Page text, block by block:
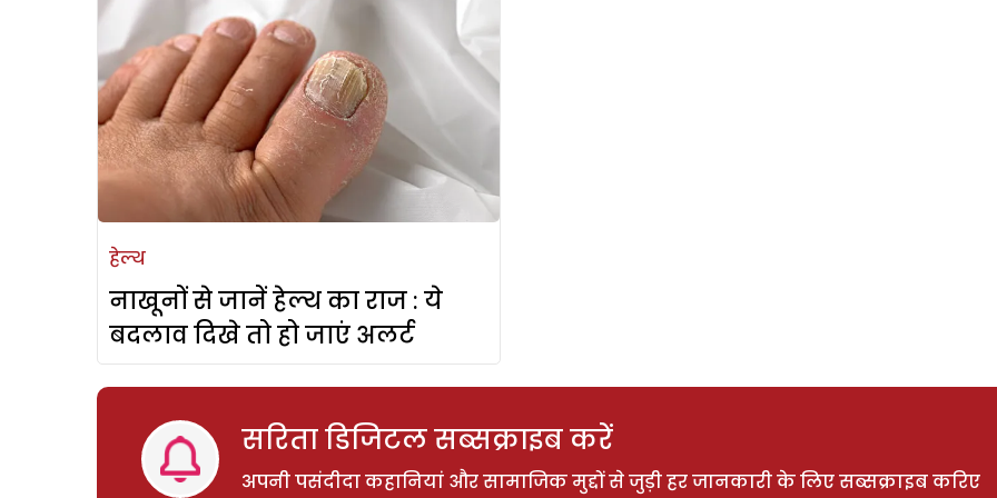
हेल्थ
नाखूनों से जानें हेल्थ का राज : ये
बदलाव दिखे तो हो जाएं अलर्ट
सरिता डिजिटल सब्सक्राइब करें
अपनी पसंदीदा कहानियां और सामाजिक मुद्दों से जुड़ी हर जानकारी के लिए सब्सक्राइब करिए